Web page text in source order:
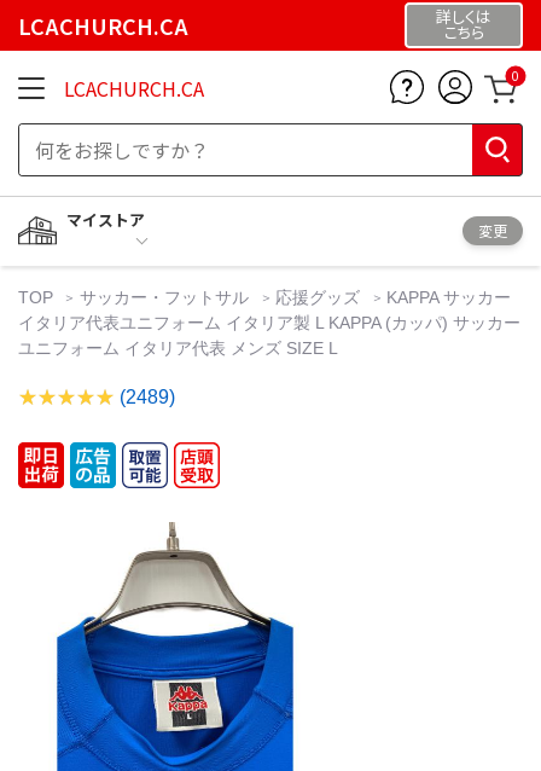
LCACHURCH.CA 詳しくは
こちら
LCACHURCH.CA 0
マイストア
変更
TOP サッカー・フットサル 応援グッズ
KAPPA サッカー
イタリア代表ユニフォーム イタリア製 L KAPPA (カッパ) サッカー
ユニフォーム イタリア代表 メンズ SIZE L
(2489)